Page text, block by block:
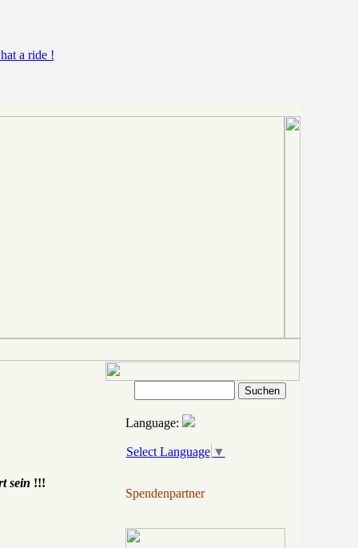
a ride !
sein !!!
Language:
Select Language ▼
Spendenpartner